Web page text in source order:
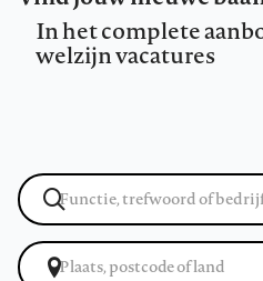
In het complete
welzijn vacatures